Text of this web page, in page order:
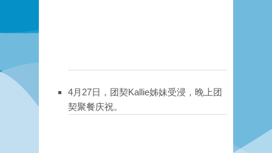
4月27日，团契Kallie姊妹受浸，晚上团
契聚餐庆祝。